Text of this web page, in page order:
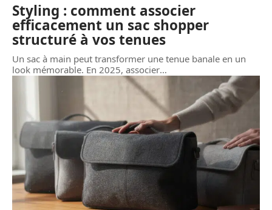
Styling : comment associer
efficacement un sac shopper
structuré à vos tenues
Un sac à main peut transformer une tenue banale en un
look mémorable. En 2025, associer…